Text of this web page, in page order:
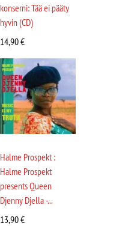
konserni: Tää ei pääty
hyvin (CD)
14,90€
Halme Prospekt :
Halme Prospekt
presents Queen
Djenny Djella -...
13,90€